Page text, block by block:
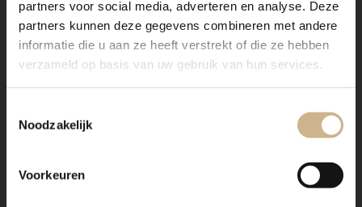
partners voor social media, adverteren en analyse. Deze
partners kunnen deze gegevens combineren met andere
informatie die u aan ze heeft verstrekt of die ze hebben
verzameld op basis van uw gebruik van hun services.
Noodzakelijk
Voorkeuren
In The
Lees